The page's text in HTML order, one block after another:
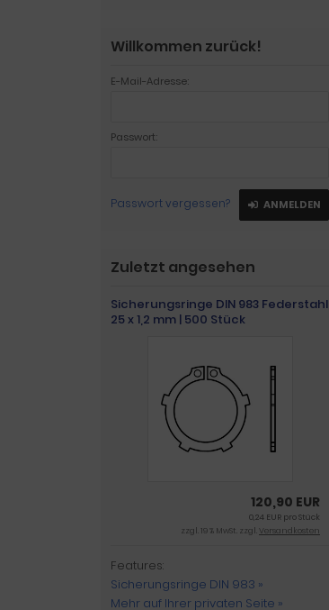
Willkommen zurück!
E-Mail-Adresse:
Passwort:
Passwort vergessen? ANMELDEN
Zuletzt angesehen
Sicherungsringe DIN 983 Federstahl
25 x 1,2 mm | 500 Stück
120,90 EUR
0,24 EUR pro Stück
zzgl. 19 % MwSt. zzgl.Versandkosten
Features:
Sicherungsringe DIN 983 »
Mehr auf Ihrer privaten Seite »